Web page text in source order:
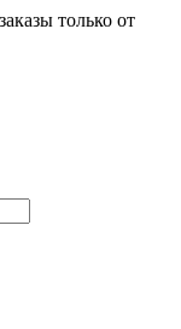
только от